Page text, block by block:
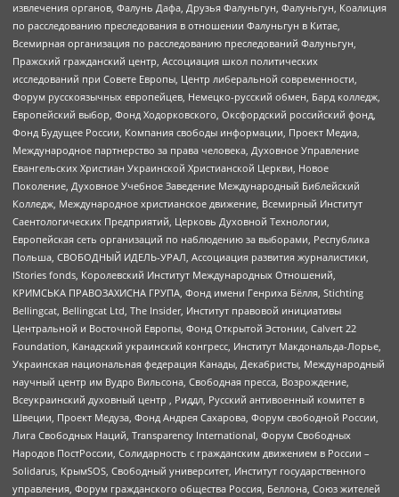
извлечения органов, Фалунь Дафа, Друзья Фалуньгун, Фалуньгун, Коалиция
по расследованию преследования в отношении Фалуньгун в Китае,
Всемирная организация по расследованию преследований Фалуньгун,
Пражский гражданский центр, Ассоциация школ политических
исследований при Совете Европы, Центр либеральной современности,
Форум русскоязычных европейцев, Немецко-русский обмен, Бард колледж,
Европейский выбор, Фонд Ходорковского, Оксфордский российский фонд,
Фонд Будущее России, Компания свободы информации, Проект Медиа,
Международное партнерство за права человека, Духовное Управление
Евангельских Христиан Украинской Христианской Церкви, Новое
Поколение, Духовное Учебное Заведение Международный Библейский
Колледж, Международное христианское движение, Всемирный Институт
Саентологических Предприятий, Церковь Духовной Технологии,
Европейская сеть организаций по наблюдению за выборами, Республика
Польша, СВОБОДНЫЙ ИДЕЛЬ-УРАЛ, Ассоциация развития журналистики,
IStories fonds, Королевский Институт Международных Отношений,
КРИМСЬКА ПРАВОЗАХИСНА ГРУПА, Фонд имени Генриха Бёлля, Stichting
Bellingcat, Bellingcat Ltd, The Insider, Институт правовой инициативы
Центральной и Восточной Европы, Фонд Открытой Эстонии, Calvert 22
Foundation, Канадский украинский конгресс, Институт Макдональда-Лорье,
Украинская национальная федерация Канады, Декабристы, Международный
научный центр им Вудро Вильсона, Свободная пресса, Возрождение,
Всеукраинский духовный центр , Риддл, Русский антивоенный комитет в
Швеции, Проект Медуза, Фонд Андрея Сахарова, Форум свободной России,
Лига Свободных Наций, Transparеncy International, Форум Свободных
Народов ПостРоссии, Солидарность с гражданским движением в России –
Solidarus, КрымSOS, Свободный университет, Институт государственного
управления, Форум гражданского общества Россия, Беллона, Союз жителей